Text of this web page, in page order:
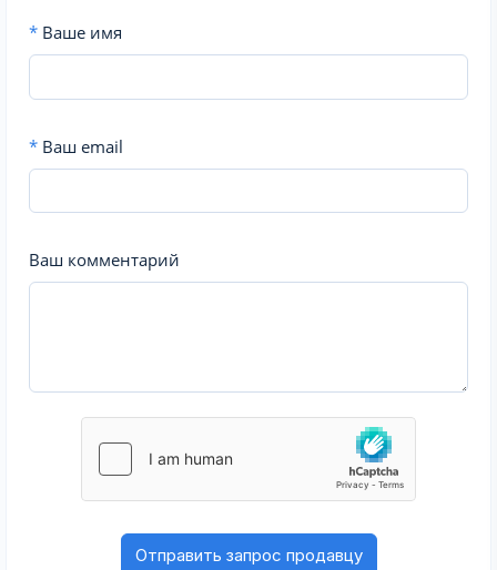
* Ваше имя
* Ваш email
Ваш комментарий